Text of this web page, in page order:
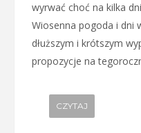
wyrwać choć na kilka
Wiosenna pogoda i dni
dłuższym i krótszym
propozycje na
CZYTAJ